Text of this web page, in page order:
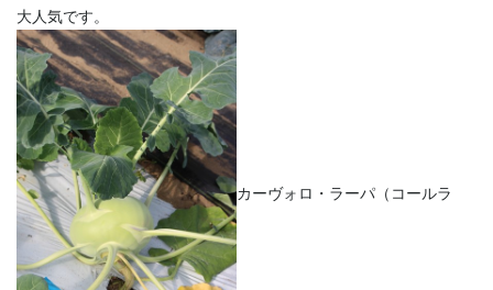
大人気です。
カーヴォロ・ラーパ（コールラ